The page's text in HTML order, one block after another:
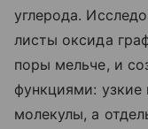
углерода.
листы оксида
поры мельче, и
функциями: узкие
молекулы, а